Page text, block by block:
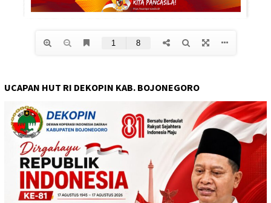
UCAPAN HUT RI DEKOPIN KAB. BOJONEGORO